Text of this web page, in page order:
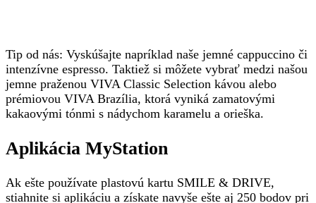
Tip od nás: Vyskúšajte napríklad naše jemné cappuccino či
intenzívne espresso. Taktiež si môžete vybrať medzi našou
jemne praženou VIVA Classic Selection kávou alebo
prémiovou VIVA Brazília, ktorá vyniká zamatovými
kakaovými tónmi s nádychom karamelu a orieška.
Aplikácia MyStation
Ak ešte používate plastovú kartu SMILE & DRIVE,
stiahnite si aplikáciu a získate navyše ešte aj 250 bodov pri